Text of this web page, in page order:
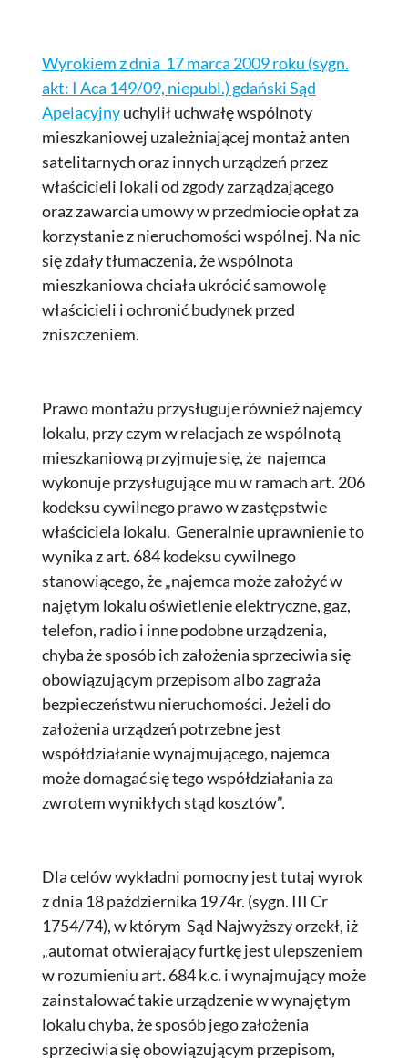
Wyrokiem z dnia 17 marca 2009 roku (sygn.
akt: I Aca 149/09, niepubl.) gdański Sąd
Apelacyjnyuchylił uchwałę wspólnoty
mieszkaniowej uzależniającej montaż anten
satelitarnych oraz innych urządzeń przez
właścicieli lokali od zgody zarządzającego
oraz zawarcia umowy w przedmiocie opłat za
korzystanie z nieruchomości wspólnej. Na nic
się zdały tłumaczenia, że wspólnota
mieszkaniowa chciała ukrócić samowolę
właścicieli i ochronić budynek przed
zniszczeniem.
Prawo montażu przysługuje również najemcy
lokalu, przy czym w relacjach ze wspólnotą
mieszkaniową przyjmuje się, że najemca
wykonuje przysługujące mu w ramach art. 206
kodeksu cywilnego prawo w zastępstwie
właściciela lokalu. Generalnie uprawnienie to
wynika z art. 684 kodeksu cywilnego
stanowiącego, że „najemca może założyć w
najętym lokalu oświetlenie elektryczne, gaz,
telefon, radio i inne podobne urządzenia,
chyba że sposób ich założenia sprzeciwia się
obowiązującym przepisom albo zagraża
bezpieczeństwu nieruchomości. Jeżeli do
założenia urządzeń potrzebne jest
współdziałanie wynajmującego, najemca
może domagać się tego współdziałania za
zwrotem wynikłych stąd kosztów”.
Dla celów wykładni pomocny jest tutaj wyrok
z dnia 18 października 1974r. (sygn. III Cr
1754/74), w którym Sąd Najwyższy orzekł, iż
„automat otwierający furtkę jest ulepszeniem
w rozumieniu art. 684 k.c. i wynajmujący może
zainstalować takie urządzenie w wynajętym
lokalu chyba, że sposób jego założenia
sprzeciwia się obowiązującym przepisom,